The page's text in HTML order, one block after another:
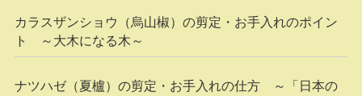
カラスザンショウ（烏山椒）の剪定・お手入れのポイン
ト ～大木になる木～
ナツハゼ（夏櫨）の剪定・お手入れの仕方 ～「日本の